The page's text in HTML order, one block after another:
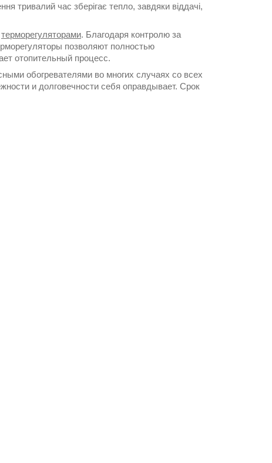
тривалий час зберігає тепло, завдяки віддачі,
терморегуляторами. Благодаря контролю за
позволяют полностью
отопительный процесс.
обогревателями во многих случаях со всех
и долговечности себя оправдывает. Срок